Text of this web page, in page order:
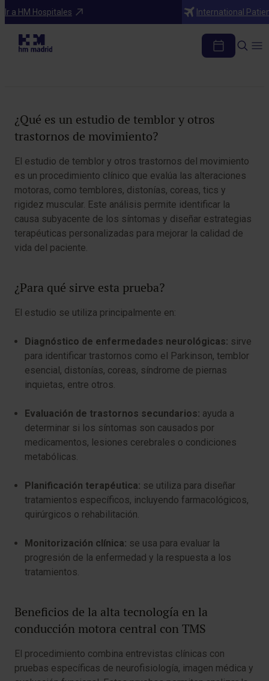
Ir a HM Hospitales International
Diagnosticos
Estudio de temblor y otros trastornos de
¿Qué es un estudio de temblor y otros
trastornos de movimiento?
El estudio de temblor y otros trastornos del movimiento
es un procedimiento clínico que evalúa las alteraciones
motoras, como temblores, distonías, coreas, tics y
rigidez muscular. Este análisis permite identificar la
causa subyacente de los síntomas y diseñar estrategias
terapéuticas personalizadas para mejorar la calidad de
vida del paciente.
¿Para qué sirve esta prueba?
El estudio se utiliza principalmente en:
Diagnóstico de enfermedades neurológicas: sirve
para identificar trastornos como el Parkinson, temblor
esencial, distonías, coreas, síndrome de piernas
inquietas, entre otros.
Evaluación de trastornos secundarios: ayuda a
determinar si los síntomas son causados por
medicamentos, lesiones cerebrales o condiciones
metabólicas.
Planificación terapéutica: se utiliza para diseñar
tratamientos específicos, incluyendo farmacológicos,
quirúrgicos o rehabilitación.
Monitorización clínica: se usa para evaluar la
progresión de la enfermedad y la respuesta a los
tratamientos.
Beneficios de la alta tecnología en la
conducción motora central con TMS
El procedimiento combina entrevistas clínicas con
pruebas específicas de neurofisiología, imagen médica y